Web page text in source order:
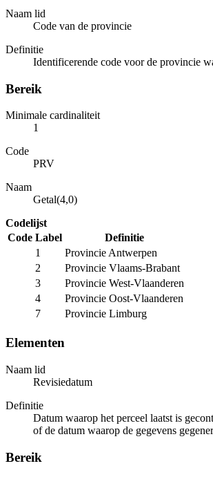
Naam lid
Code van de provincie
Definitie
Identificerende code voor de provincie
Bereik
Minimale cardinaliteit
1
Code
PRV
Naam
Getal(4,0)
Codelijst
Code Label
Definitie
1
Provincie Antwerpen
2
Provincie Vlaams-Brabant
3
Provincie West-Vlaanderen
4
Provincie Oost-Vlaanderen
7
Provincie Limburg
Elementen
Naam lid
Revisiedatum
Definitie
Datum waarop het perceel laatst is
of de datum waarop de gegevens
Bereik